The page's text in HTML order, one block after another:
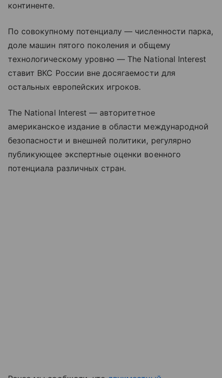
континенте.
По совокупному потенциалу — численности парка,
доле машин пятого поколения и общему
технологическому уровню — The National Interest
ставит ВКС России вне досягаемости для
остальных европейских игроков.
The National Interest — авторитетное
американское издание в области международной
безопасности и внешней политики, регулярно
публикующее экспертные оценки военного
потенциала различных стран.